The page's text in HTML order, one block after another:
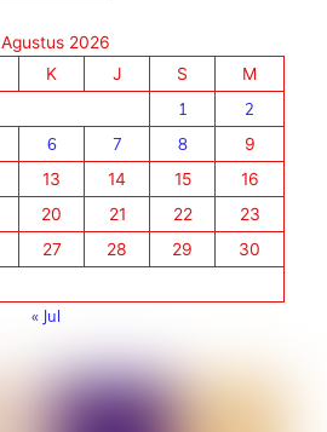
Agustus 2026
K J S
M
1
2
6 7 8
9
13 14 15
16
20 21 22
23
27 28 29
30
« Jul